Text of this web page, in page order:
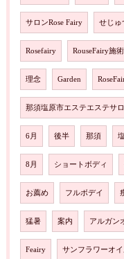
サロンRose Fairy せじゅ
Rosefairy RouseFairy施術
理念 Garden
那須塩原市エステエステサ
6月 後半 那須
8月 ショートボディ
お薦め フルボデイ
猛暑 案内 アルガン
Feairy サンフラワーオ